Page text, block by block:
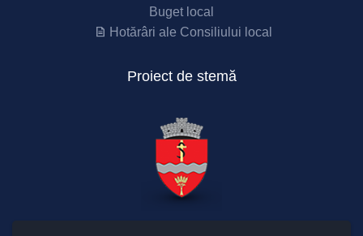
Buget local
Hotărâri ale Consiliului local
Proiect de stemă